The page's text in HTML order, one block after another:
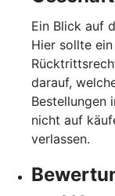
Ein Blick auf
Hier sollte
darauf,
Bestellungen
nicht auf
verlassen.